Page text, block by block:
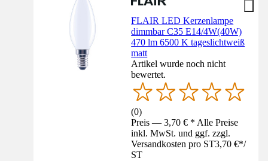
FLAIR LED Kerzenlampe
dimmbar C35 E14/4W(40W)
470 lm 6500 K tageslichtweiß
matt
Artikel wurde noch nicht
bewertet.
(0)
Preis — 3,70 € * Alle Preise
inkl. MwSt. und ggf. zzgl.
Versandkosten pro ST3,70 €*/
ST